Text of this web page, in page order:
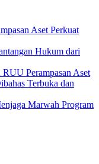
Aset Perkuat
Hukum dari
Perampasan Aset
Terbuka dan
Marwah Program